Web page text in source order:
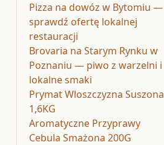
Pizza na dowóz w Bytomiu —
sprawdź ofertę lokalnej
restauracji
Brovaria na Starym Rynku w
Poznaniu — piwo z warzelni i
lokalne smaki
Prymat Wloszczyzna Suszona
1,6KG
Aromatyczne Przyprawy
Cebula Smażona 200G